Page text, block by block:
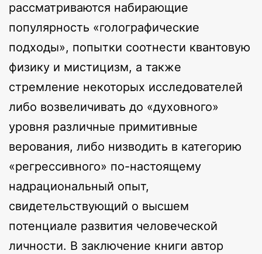
рассматриваются набирающие
популярность «голографические
подходы», попытки соотнести квантовую
физику и мистицизм, а также
стремление некоторых исследователей
либо возвеличивать до «духовного»
уровня различные примитивные
верования, либо низводить в категорию
«регрессивного» по-настоящему
надрациональный опыт,
свидетельствующий о высшем
потенциале развития человеческой
личности. В заключение книги автор